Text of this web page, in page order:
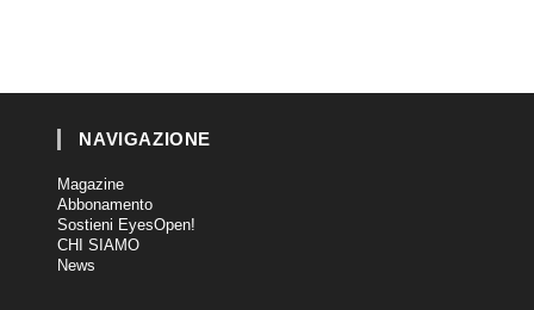
NAVIGAZIONE
Magazine
Abbonamento
Sostieni EyesOpen!
CHI SIAMO
News